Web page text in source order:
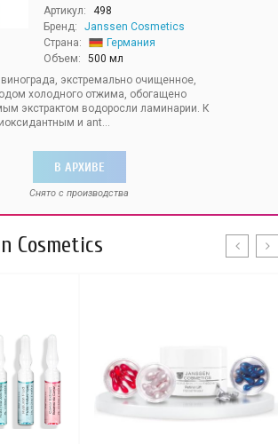
Артикул:
498
Бренд:
Janssen Cosmetics
Страна:
Германия
Объем:
500 мл
экстремально очищенное,
холодного отжима, обогащено
экстрактом водоросли ламинарии. К
и ant...
В АРХИВЕ
Снято с производства
Cosmetics